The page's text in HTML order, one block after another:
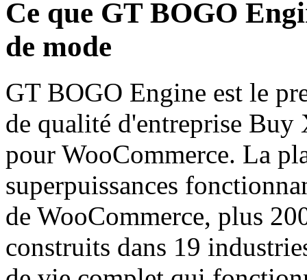
Ce que GT BOGO
de mode
GT BOGO Engine est le
de qualité d'entreprise
pour WooCommerce. La
superpuissances
de WooCommerce, plus
construits dans 19